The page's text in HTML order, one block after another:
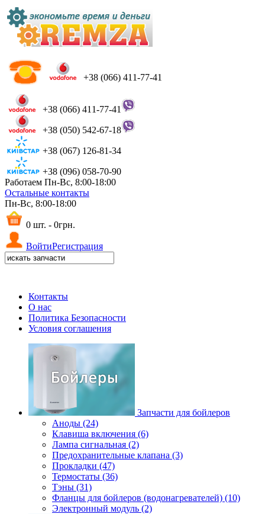
+38 (066) 411-77-41
+38 (066) 411-77-41
+38 (050) 542-67-18
+38 (067) 126-81-34
+38 (096) 058-70-90
Работаем Пн-Вс, 8:00-18:00
Остальные контакты
Пн-Вс, 8:00-18:00
0 шт. - 0грн.
ВойтиРегистрация
Контакты
О нас
Политика Безопасности
Условия соглашения
Запчасти для бойлеров
Аноды (24)
Клавиша включения (6)
Лампа сигнальная (2)
Предохранительные клапана (3)
Прокладки (47)
Термостаты (36)
Тэны (31)
Фланцы для бойлеров (водонагревателей) (10)
Электронный модуль (2)